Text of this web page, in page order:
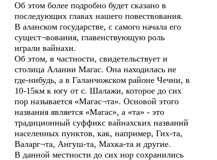
Об этом более подробно будет сказано в
последующих главах нашего повествования.
В аланском государстве, с самого начала его
сущест¬вования, главенствующую роль
играли вайнахи.
Об этом, в частности, свидетельствует и
столица Алании Магас. Она находилась не
где-нибудь, а в Галанчожском районе Чечни, в
10-15км к югу от с. Шалажи, которое до сих
пор называется «Магас¬та». Основой этого
названия является «Магас», а «та» - это
традиционный суффикс вайнахских названий
населенных пунктов, как, например, Гих-та,
Валарг¬та, Ангуш-та, Махка-та и другие.
В данной местности до сих нор сохранились